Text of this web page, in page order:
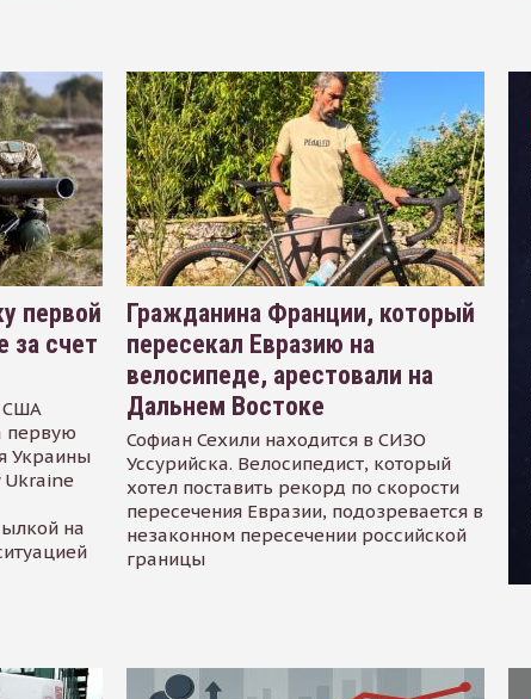
первой
за счет
США
первую
Украины
Ukraine
на
Гражданина Франции, который
пересекал Евразию на
велосипеде, арестовали на
Дальнем Востоке
Софиан Сехили находится в СИЗО
Уссурийска. Велосипедист, который
хотел поставить рекорд по скорости
пересечения Евразии, подозревается в
незаконном пересечении российской
границы